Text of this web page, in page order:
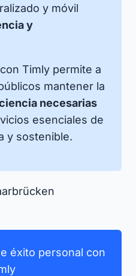
y móvil
y
Timly permite a
mantener la
necesarias
esenciales de
y sostenible.
éxito personal con